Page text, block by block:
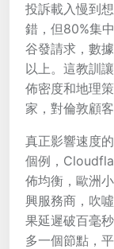
投訴載入慢到
錯，但80%集
谷發請求，數
以上。這教訓
佈密度和地理
家，對倫敦顧客
真正影響速度
個例，
佈均衡，歐洲
興服務商，吹
果延遲破百毫
多一個節點，